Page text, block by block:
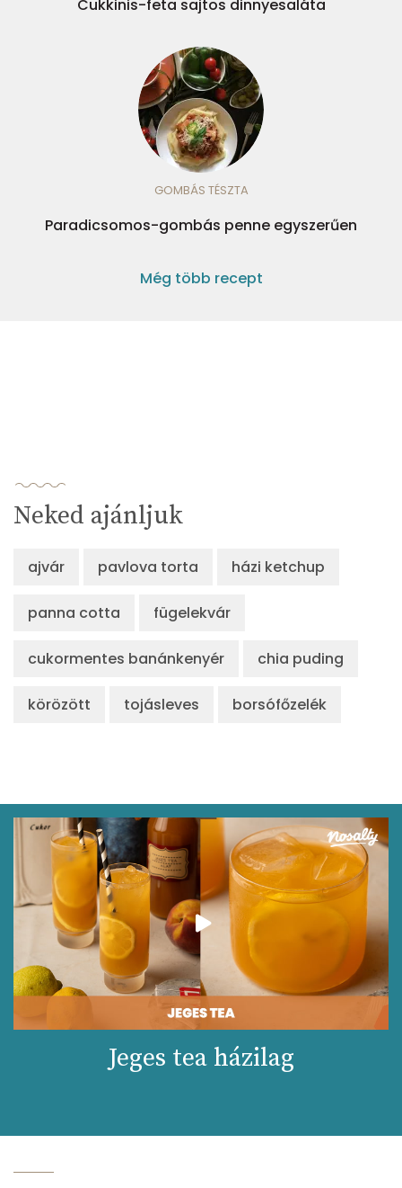
Cukkinis-feta sajtos dinnyesaláta
GOMBÁS TÉSZTA
Paradicsomos-gombás penne egyszerűen
Még több recept
Neked ajánljuk
ajvár pavlova torta házi ketchup
panna cotta fügelekvár
cukormentes banánkenyér chia puding
körözött tojásleves borsófőzelék
Jeges tea házilag